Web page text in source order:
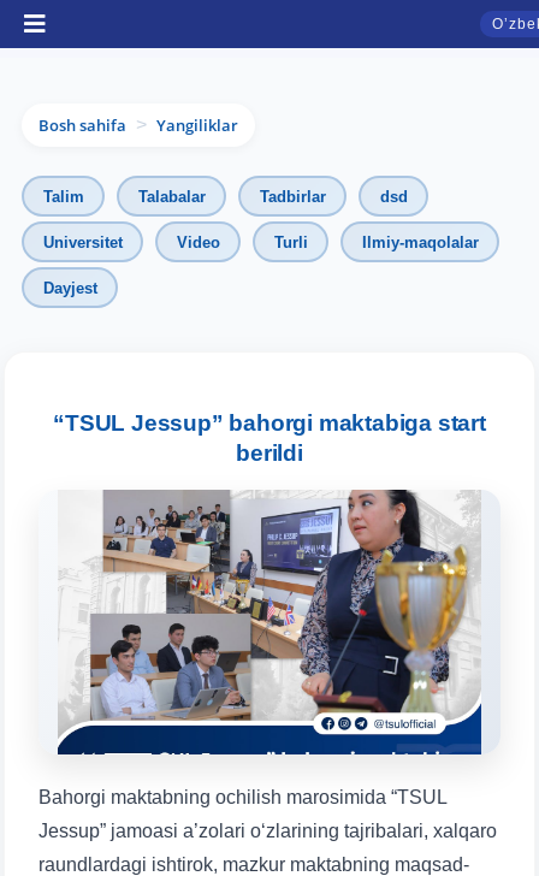
Bosh sahifa > Yangiliklar
Talim Talabalar Tadbirlar dsd
Universitet Video Turli Ilmiy-maqolalar
Dayjest
“TSUL Jessup” bahorgi maktabiga start
berildi
Bahorgi maktabning ochilish marosimida “TSUL
Jessup” jamoasi a’zolari o‘zlarining tajribalari, xalqaro
raundlardagi ishtirok, mazkur maktabning maqsad-
Qabul bo'yicha murojaatlaringizni ushbu
chatda qoldiring.
Mavzuni tanlang — keyin shu mavzudagi aniq
savollar chiqadi:
1. Hujjatlar (bakalavr) (5) 2. Hujjatlar (magistr) (4)
7. Call-center (4) 8. Bakalavriat kvotasi (3)
✉️ Adminga yozish